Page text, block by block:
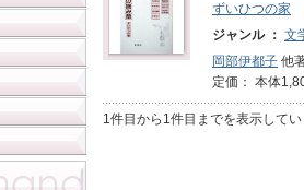
ずいひつの家
ジャンル ： 文
岡部伊都子 他
定価： 本体
1件目から1件目までを表示して